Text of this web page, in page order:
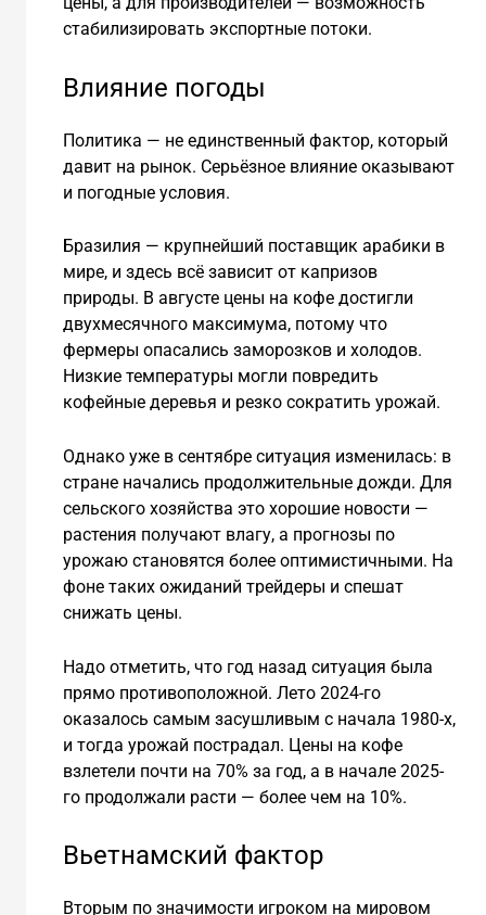
стабилизировать экспортные потоки.
Влияние погоды
Политика — не единственный фактор, который
давит на рынок. Серьёзное влияние оказывают
и погодные условия.
Бразилия — крупнейший поставщик арабики в
мире, и здесь всё зависит от капризов
природы. В августе цены на кофе достигли
двухмесячного максимума, потому что
фермеры опасались заморозков и холодов.
Низкие температуры могли повредить
кофейные деревья и резко сократить урожай.
Однако уже в сентябре ситуация изменилась: в
стране начались продолжительные дожди. Для
сельского хозяйства это хорошие новости —
растения получают влагу, а прогнозы по
урожаю становятся более оптимистичными. На
фоне таких ожиданий трейдеры и спешат
снижать цены.
Надо отметить, что год назад ситуация была
прямо противоположной. Лето 2024-го
оказалось самым засушливым с начала 1980-х,
и тогда урожай пострадал. Цены на кофе
взлетели почти на 70% за год, а в начале 2025-
го продолжали расти — более чем на 10%.
Вьетнамский фактор
Вторым по значимости игроком на мировом